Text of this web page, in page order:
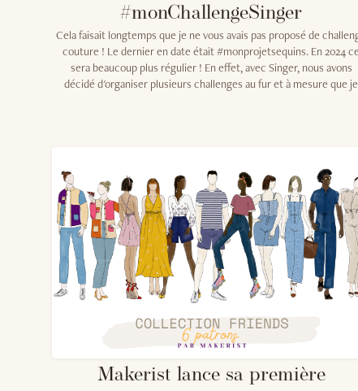
#monChallengeSinger
Cela faisait longtemps que je ne vous avais pas proposé de
couture ! Le dernier en date était #monprojetsequins. En 2024 ce
sera beaucoup plus régulier ! En effet, avec Singer, nous avons
décidé d'organiser plusieurs challenges au fur et à mesure que je
Makerist lance sa première